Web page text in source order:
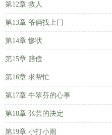
第12章 救人
第13章 爷俩找上门
第14章 惨状
第15章 赔偿
第16章 求帮忙
第17章 牛翠芬的心事
第18章 张芸的决定
第19章 小打小闹